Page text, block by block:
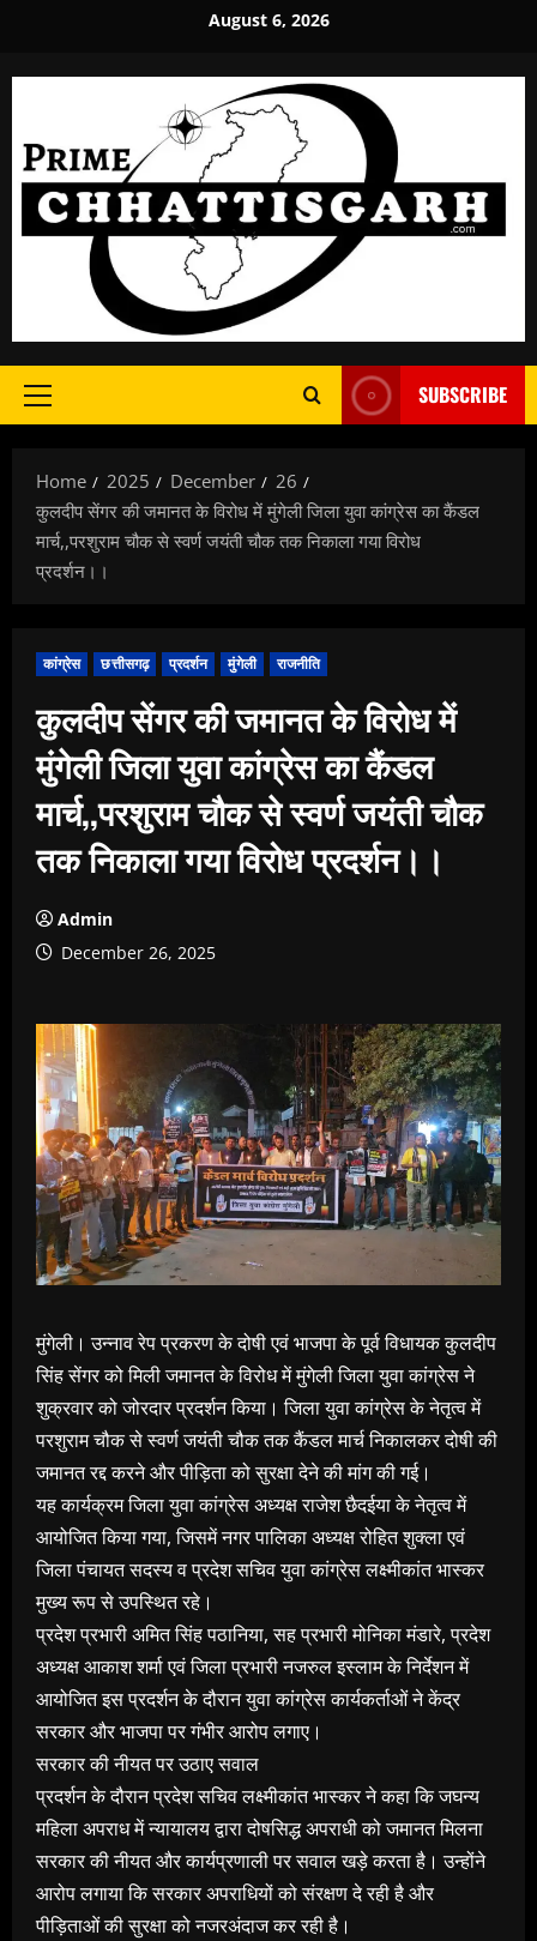
content
August 6, 2026
Primary
SUBSCRIBE
Home 2025 December
26
कुलदीप सेंगर की जमानत के विरोध में मुंगेली जिला युवा कांग्रेस का कैंडल
मार्च,,परशुराम चौक से स्वर्ण जयंती चौक तक निकाला गया विरोध
प्रदर्शन।।
कांग्रेस छत्तीसगढ़ प्रदर्शन मुंगेली राजनीति
कुलदीप सेंगर की जमानत के विरोध में
मुंगेली जिला युवा कांग्रेस का कैंडल
मार्च,,परशुराम चौक से स्वर्ण जयंती चौक
तक निकाला गया विरोध प्रदर्शन।।
Admin
December 26, 2025
मुंगेली। उन्नाव रेप प्रकरण के दोषी एवं भाजपा के पूर्व विधायक कुलदीप
सिंह सेंगर को मिली जमानत के विरोध में मुंगेली जिला युवा कांग्रेस ने
शुक्रवार को जोरदार प्रदर्शन किया। जिला युवा कांग्रेस के नेतृत्व में
परशुराम चौक से स्वर्ण जयंती चौक तक कैंडल मार्च निकालकर दोषी की
जमानत रद्द करने और पीड़िता को सुरक्षा देने की मांग की गई।
यह कार्यक्रम जिला युवा कांग्रेस अध्यक्ष राजेश छैदईया के नेतृत्व में
आयोजित किया गया, जिसमें नगर पालिका अध्यक्ष रोहित शुक्ला एवं
जिला पंचायत सदस्य व प्रदेश सचिव युवा कांग्रेस लक्ष्मीकांत भास्कर
मुख्य रूप से उपस्थित रहे।
प्रदेश प्रभारी अमित सिंह पठानिया, सह प्रभारी मोनिका मंडारे, प्रदेश
अध्यक्ष आकाश शर्मा एवं जिला प्रभारी नजरुल इस्लाम के निर्देशन में
आयोजित इस प्रदर्शन के दौरान युवा कांग्रेस कार्यकर्ताओं ने केंद्र
सरकार और भाजपा पर गंभीर आरोप लगाए।
सरकार की नीयत पर उठाए सवाल
प्रदर्शन के दौरान प्रदेश सचिव लक्ष्मीकांत भास्कर ने कहा कि जघन्य
महिला अपराध में न्यायालय द्वारा दोषसिद्ध अपराधी को जमानत मिलना
सरकार की नीयत और कार्यप्रणाली पर सवाल खड़े करता है। उन्होंने
आरोप लगाया कि सरकार अपराधियों को संरक्षण दे रही है और
पीड़िताओं की सुरक्षा को नजरअंदाज कर रही है।